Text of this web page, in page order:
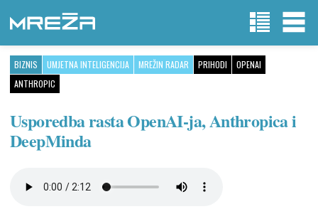
BIZNIS UMJETNA INTELIGENCIJA MREŽIN RADAR PRIHODI
OPENAI
ANTHROPIC
Usporedba rasta OpenAI-ja, Anthropica i
DeepMinda